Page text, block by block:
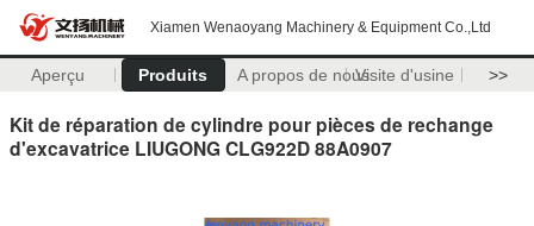
Xiamen Wenaoyang Machinery & Equipment Co.,Ltd
Aperçu Produits A propos de nousVisite d'usine >>
Kit de réparation de cylindre pour pièces de rechange
d'excavatrice LIUGONG CLG922D 88A0907